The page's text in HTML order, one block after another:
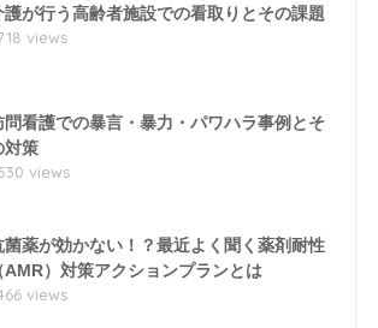
護が行う高齢者施設での看取りとその課題
views
問看護での暴言・暴力・パワハラ事例とそ
対策
views
菌薬が効かない！？最近よく聞く薬剤耐性
AMR）対策アクションプランとは
views